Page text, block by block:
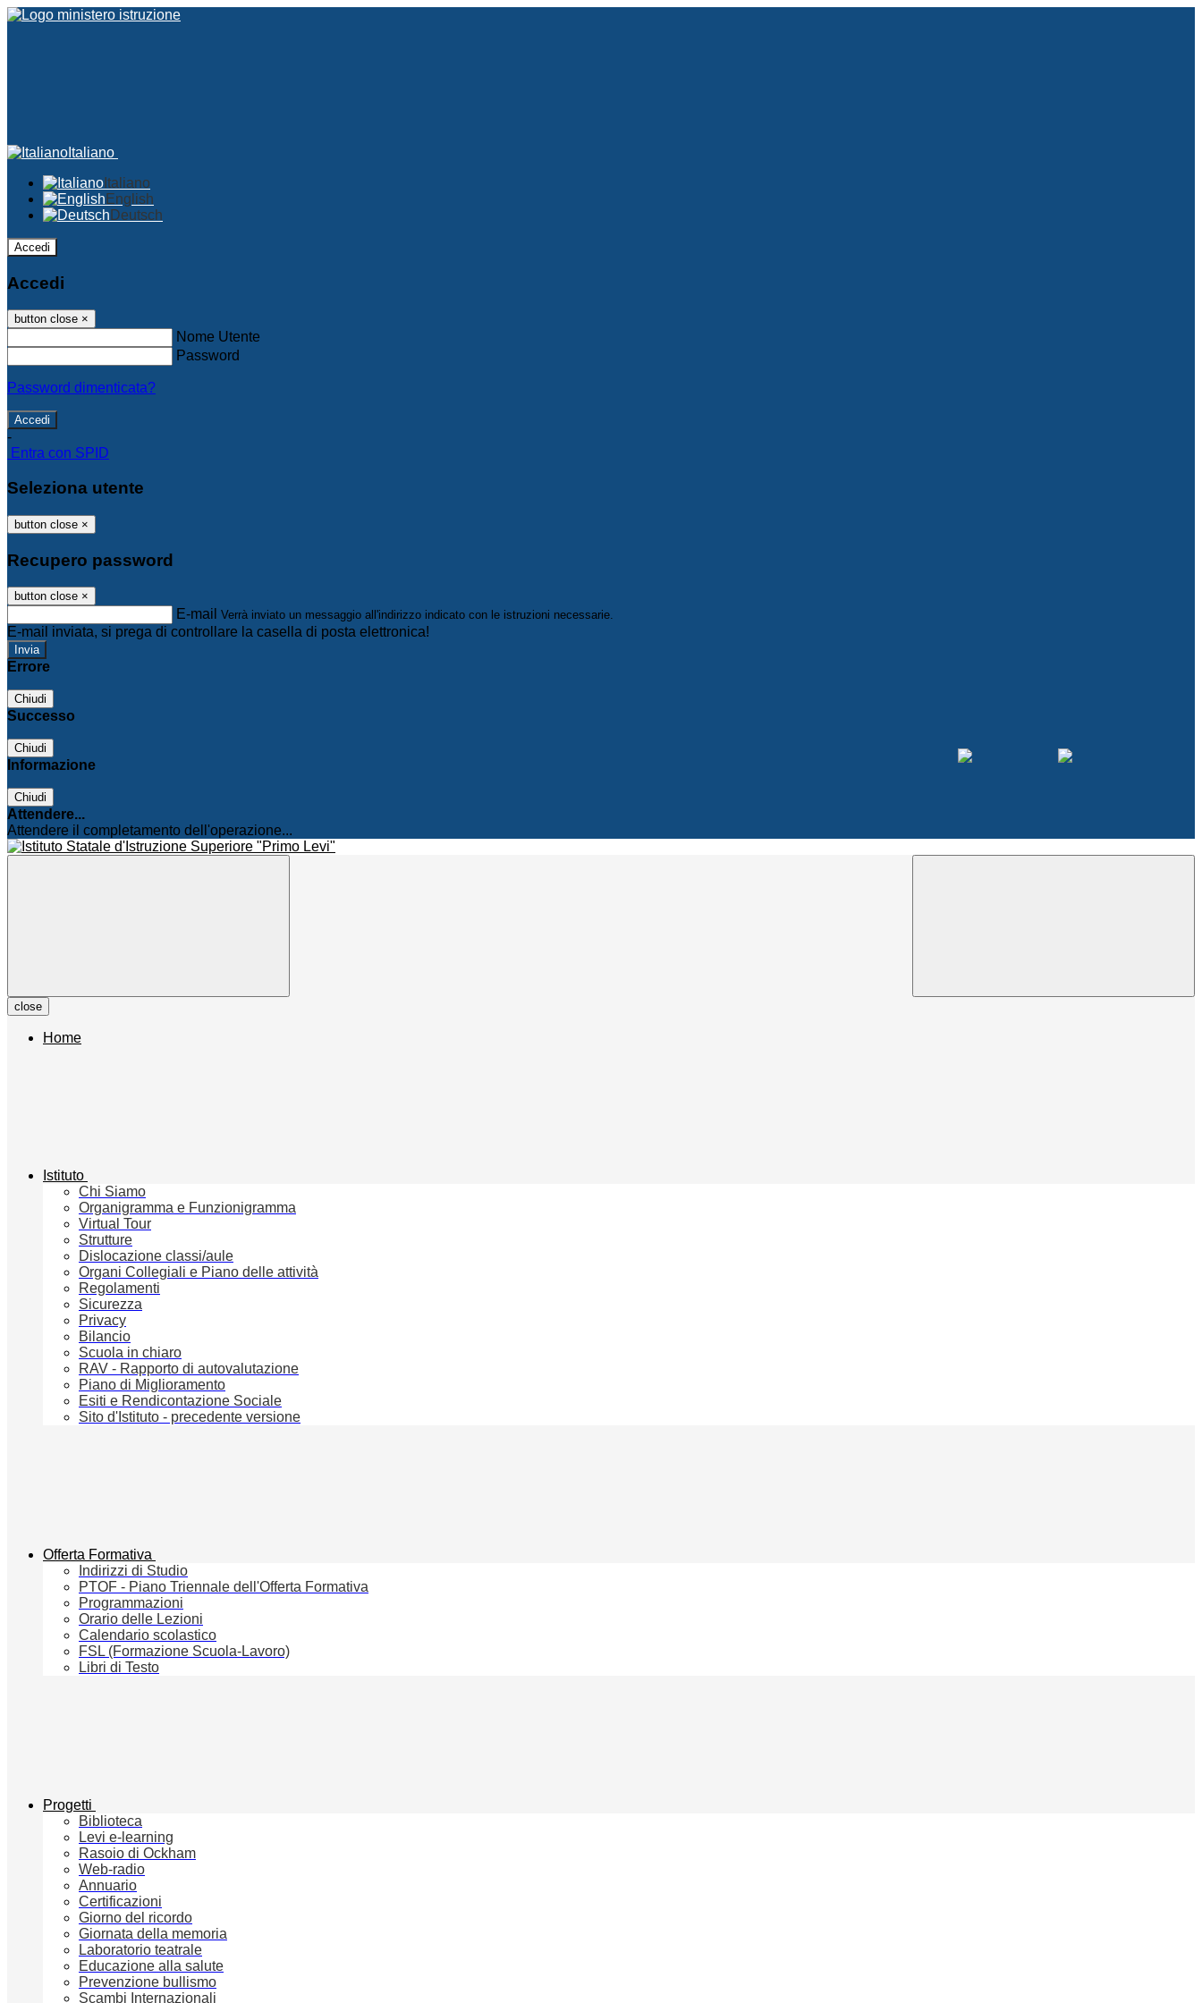
Italiano
Italiano
English
Deutsch
Accedi
Accedi
button close ×
Nome Utente
Password
Password dimenticata?
-
Entra con SPID
Seleziona utente
button close ×
Recupero password
button close ×
E-mail Verrà inviato un messaggio all'indirizzo indicato con le istruzioni necessarie.
E-mail inviata, si prega di controllare la casella di posta elettronica!
Errore
Chiudi
Successo
Chiudi
Informazione
Chiudi
Attendere...
Attendere il completamento dell'operazione...
close
Home
Istituto
Chi Siamo
Organigramma e Funzionigramma
Virtual Tour
Strutture
Dislocazione classi/aule
Organi Collegiali e Piano delle attività
Regolamenti
Sicurezza
Privacy
Bilancio
Scuola in chiaro
RAV - Rapporto di autovalutazione
Piano di Miglioramento
Esiti e Rendicontazione Sociale
Sito d'Istituto - precedente versione
Offerta Formativa
Indirizzi di Studio
PTOF - Piano Triennale dell'Offerta Formativa
Programmazioni
Orario delle Lezioni
Calendario scolastico
FSL (Formazione Scuola-Lavoro)
Libri di Testo
Progetti
Biblioteca
Levi e-learning
Rasoio di Ockham
Web-radio
Annuario
Certificazioni
Giorno del ricordo
Giornata della memoria
Laboratorio teatrale
Educazione alla salute
Prevenzione bullismo
Scambi Internazionali